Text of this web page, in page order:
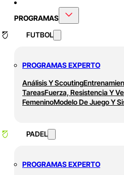
PROGRAMAS
FUTBOL
PROGRAMAS EXPERTO
Análisis Y Scouting
TareasFuerza, Resistencia Y
FemeninoModelo De Juego Y
PADEL
PROGRAMAS EXPERTO